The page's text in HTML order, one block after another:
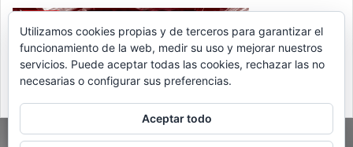
Utilizamos cookies propias y de terceros para garantizar el
funcionamiento de la web, medir su uso y mejorar nuestros
servicios. Puede aceptar todas las cookies, rechazar las no
necesarias o configurar sus preferencias.
Aceptar todo